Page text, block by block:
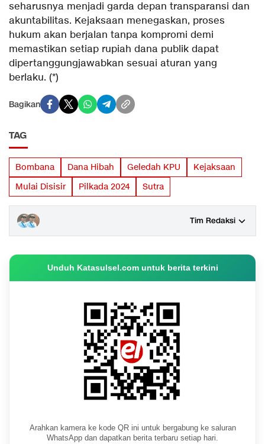
seharusnya menjadi garda depan transparansi dan
akuntabilitas. Kejaksaan menegaskan, proses
hukum akan berjalan tanpa kompromi demi
memastikan setiap rupiah dana publik dapat
dipertanggungjawabkan sesuai aturan yang
berlaku. (*)
Bagikan
TAG
Bombana Dana Hibah Geledah KPU
Kejaksaan
Mulai Disisir
Pilkada 2024 Sutra
Tim Redaksi
Unduh Katasulsel.com untuk berita terkini
Arahkan kamera ke kode QR ini untuk bergabung ke saluran
WhatsApp dan dapatkan berita terbaru setiap hari.